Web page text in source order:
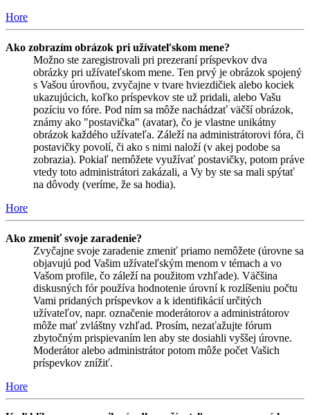
Hore
Ako zobrazím obrázok pri užívateľskom mene?
Možno ste zaregistrovali pri prezeraní príspevkov dva
obrázky pri užívateľskom mene. Ten prvý je obrázok spojený
s Vašou úrovňou, zvyčajne v tvare hviezdičiek alebo kociek
ukazujúcich, koľko príspevkov ste už pridali, alebo Vašu
pozíciu vo fóre. Pod ním sa môže nachádzať väčší obrázok,
známy ako "postavička" (avatar), čo je vlastne unikátny
obrázok každého užívateľa. Záleží na administrátorovi fóra, či
postavičky povolí, či ako s nimi naloží (v akej podobe sa
zobrazia). Pokiaľ nemôžete využívať postavičky, potom práve
vtedy toto administrátori zakázali, a Vy by ste sa mali spýtať
na dôvody (veríme, že sa hodia).
Hore
Ako zmeniť svoje zaradenie?
Zvyčajne svoje zaradenie zmeniť priamo nemôžete (úrovne sa
objavujú pod Vašim užívateľským menom v témach a vo
Vašom profile, čo záleží na použitom vzhľade). Väčšina
diskusných fór používa hodnotenie úrovní k rozlíšeniu počtu
Vami pridaných príspevkov a k identifikácií určitých
užívateľov, napr. označenie moderátorov a administrátorov
môže mať zvláštny vzhľad. Prosím, nezaťažujte fórum
zbytočným prispievaním len aby ste dosiahli vyššej úrovne.
Moderátor alebo administrátor potom môže počet Vašich
príspevkov znížiť.
Hore